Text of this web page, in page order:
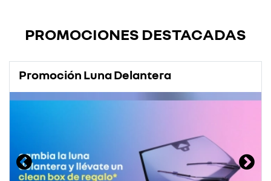
PROMOCIONES DESTACADAS
Promoción Luna Delantera